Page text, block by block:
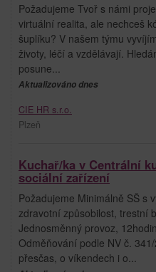
Požadujeme Tvoř s námi
virtuální realita, ale nechceš
šuplíku? V našem týmu
životy, léčí a vzdělávají.
posune...
Aktualizováno dnes
CIE HR s.r.o.
Plzeň
Kuchař/ka v Centrální
sociální zařízení
Požadujeme Minimálně SŠ s
zdravotní způsobilost, trestní
Jednosměnný provoz,
Odměňování podle NV č.
přesčas, o víkendech i o...